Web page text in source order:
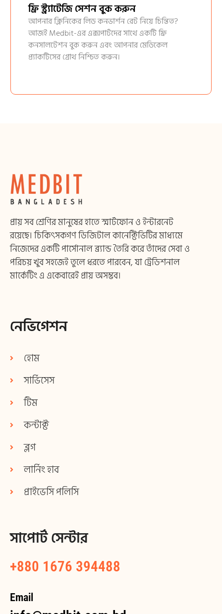
ফ্রি স্ট্র্যাটেজি সেশন বুক করুন
আপনার ক্লিনিকের লিড কনভার্শন রেট নিয়ে চিন্তিত?
আজই Medbit-এর এক্সপার্টদের সাথে একটি ফ্রি
কনসালটেশন বুক করুন এবং আপনার মেডিকেল
প্র্যাকটিসের গ্রোথ নিশ্চিত করুন।
প্রায় সব শ্রেণির মানুষের হাতে স্মার্টফোন ও ইন্টারনেট
রয়েছে। চিকিৎসকগণ ডিজিটাল কানেক্টিভিটির মাধ্যমে
নিজেদের একটি পার্সোনাল ব্র্যান্ড তৈরি করে তাঁদের সেবা ও
পরিচয় খুব সহজেই তুলে ধরতে পারবেন, যা ট্রেডিশনাল
মার্কেটিং এ একেবারেই প্রায় অসম্ভব।
নেভিগেশন
হোম
সার্ভিসেস
টিম
কন্টাক্ট
ব্লগ
লার্নিং হাব
প্রাইভেসি পলিসি
সাপোর্ট সেন্টার
+880 1676 394488
Email